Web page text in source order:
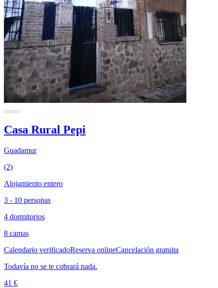
Casa Rural Pepi
Guadamur
(2)
Alojamiento entero
3 - 10 personas
4 dormitorios
8 camas
Calendario verificadoReserva onlineCancelación gratuita
Todavía no se te cobrará nada.
41 €